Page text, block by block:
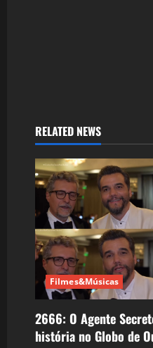
RELATED NEWS
Filmes&Músicas
2666: O Agente
história no Globo de